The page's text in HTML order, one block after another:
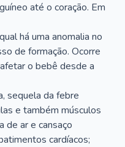
até o coração. Em
há uma anomalia no
de formação. Ocorre
o bebê desde a
sequela da febre
e também músculos
de ar e cansaço
cardíacos;